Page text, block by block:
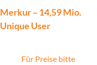
Merkur – 14,59 Mio.
Unique User
Für Preise bitte